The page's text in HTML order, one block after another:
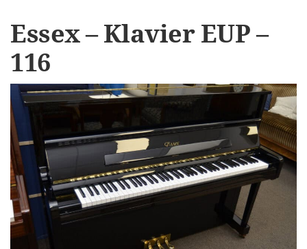
Essex – Klavier EUP –
116